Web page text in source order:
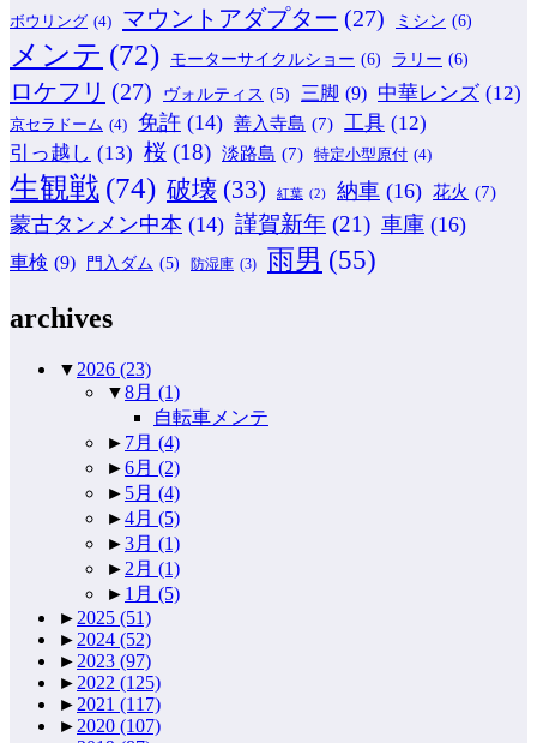
ボウリング (4) マウントアダプター (27) ミシン (6)
メンテ (72) モーターサイクルショー (6) ラリー (6)
ロケフリ (27) ヴォルティス (5) 三脚 (9) 中華レンズ (12)
京セラドーム (4) 免許 (14) 善入寺島 (7) 工具 (12)
引っ越し (13) 桜 (18) 淡路島 (7) 特定小型原付 (4)
生観戦 (74) 破壊 (33) 紅葉 (2) 納車 (16) 花火 (7)
蒙古タンメン中本 (14) 謹賀新年 (21) 車庫 (16)
車検 (9) 門入ダム (5) 防湿庫 (3) 雨男 (55)
archives
▼ 2026 (23)
▼8月 (1)
自転車メンテ
► 7月 (4)
►6月 (2)
► 5月 (4)
►4月 (5)
►3月 (1)
► 2月 (1)
► 1月 (5)
► 2025 (51)
► 2024 (52)
► 2023 (97)
► 2022 (125)
► 2021 (117)
► 2020 (107)